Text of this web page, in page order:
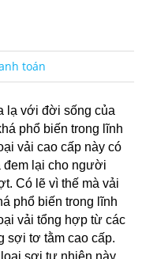
toán
lạ với đời sống của
phổ biến trong lĩnh
vải cao cấp này có
đem lại cho người
Có lẽ vì thế mà vải
phổ biến trong lĩnh
vải tổng hợp từ các
sợi tơ tằm cao cấp.
sợi tự nhiên này